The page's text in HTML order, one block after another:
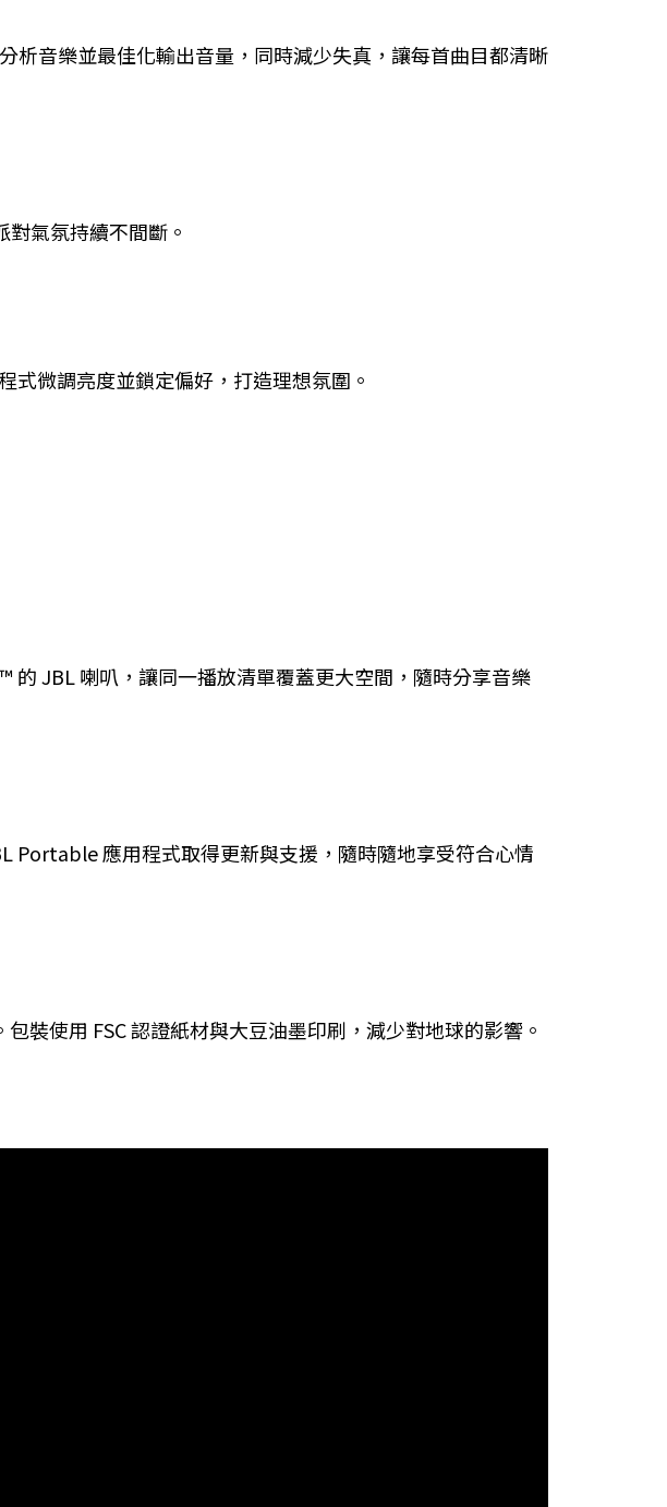
析音樂並最佳化輸出音量，同時減少失真，讓每首曲目都清晰
氣氛持續不間斷。
微調亮度並鎖定偏好，打造理想氛圍。
JBL 喇叭，讓同一播放清單覆蓋更大空間，隨時分享音樂
Portable 應用程式取得更新與支援，隨時隨地享受符合心情
裝使用 FSC 認證紙材與大豆油墨印刷，減少對地球的影響。